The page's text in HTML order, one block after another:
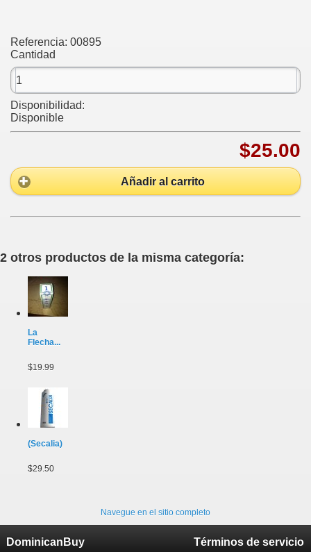
Referencia: 00895
Cantidad
Disponibilidad:
Disponible
$25.00
Añadir al carrito
2 otros productos de la misma categoría:
La
Flecha...
$19.99
(Secalia)
$29.50
Navegue en el sitio completo
DominicanBuy Términos de servicio